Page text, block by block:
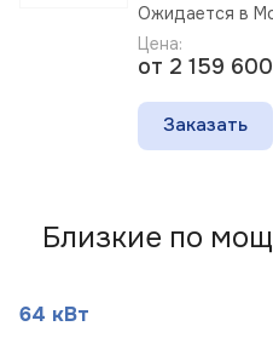
Ожидается в
Цена:
от 2 159 600
Заказать
Близкие по
64 кВт